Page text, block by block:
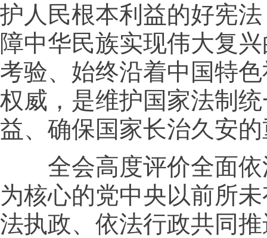
护人民根本利益的好宪
障中华民族实现伟大复
考验、始终沿着中国特
权威，是维护国家法制
益、确保国家长治久安
全会高度评价全面依
为核心的党中央以前所
法执政、依法行政共同